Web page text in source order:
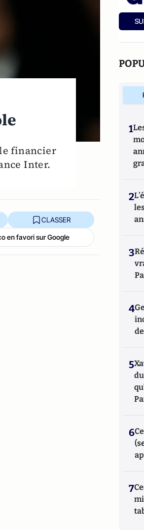
financier
Inter.
CLASSER
en favori sur Google
1
2
3
4
5
6
7